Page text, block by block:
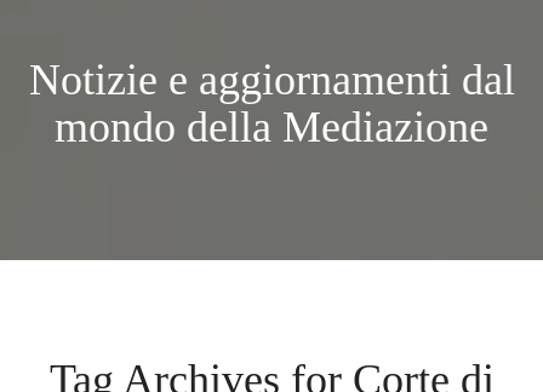
Notizie e aggiornamenti dal
mondo della Mediazione
Tag Archives for Corte di